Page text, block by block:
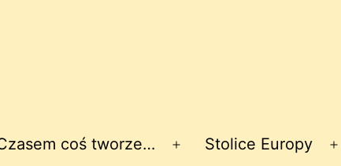
coś tworze…
Rozwiń
Stolice Europy